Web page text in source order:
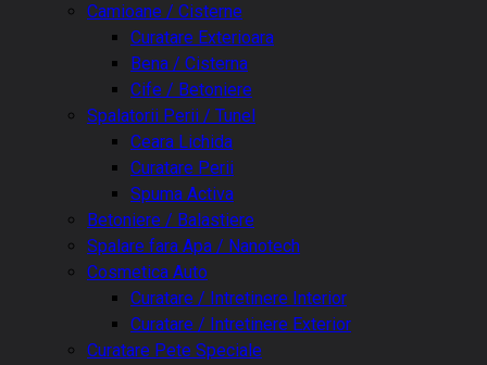
Camioane / Cisterne
Curatare Exterioara
Bena / Cisterna
Cife / Betoniere
Spalatorii Perii / Tunel
Ceara Lichida
Curatare Perii
Spuma Activa
Betoniere / Balastiere
Spalare fara Apa / Nanotech
Cosmetica Auto
Curatare / Intretinere Interior
Curatare / Intretinere Exterior
Curatare Pete Speciale